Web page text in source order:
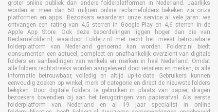
groter online publiek dan andere folderplatformen in Nederland. Jaarlijks
worden er meer dan 50 miljoen online reclamefolders bekeken via onze
platformen en apps. Bezoekers waarderen onze service al vele jaren: we
ontvangen een rating van 4,5 sterren in Google Play en 4,6 sterren in de
Apple App Store. Ook deze beoordelingen liggen hoger dan die van
Reclamefolder.nl, waardoor Folderz.nl met recht het meest betrouwbare
folderplatform van Nederland genoemd kan worden. Folderz.nl biedt
consumenten een actueel, compleet en onafhankelijk overzicht van digitale
folders en aanbiedingen van winkels en merken in heel Nederland. Omdat
alle folders rechtstreeks worden aangeleverd door retailers en merken, is alle
informatie betrouwbaar, volledig en altijd up-to-date. Gebruikers kunnen
eenvoudig zoeken op winkel, merk of categorie en direct de nieuwste folders
bekijken. Door digitale folders te gebruiken in plaats van papier, dragen
bezoekers bovendien bij aan het terugdringen van papierafval. Als eerste
folderplatform van Nederland en al 19 jaar specialist in online